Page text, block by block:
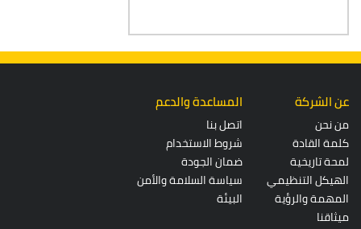
عن الشركة
من نحن
كلمة القادة
لمحة تاريخية
الهيكل التنظيمي
المهمة والرؤية
ميثاقنا
المساعدة والدعم
اتصل بنا
شروط الاستخدام
ضمان الجودة
سياسة السلامة والأمن
البيئة